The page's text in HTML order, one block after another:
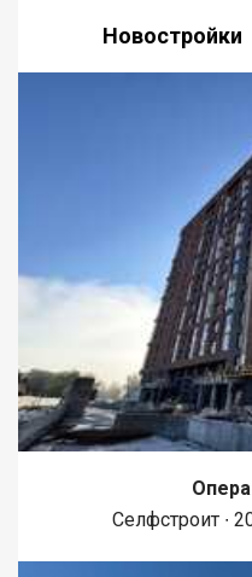
Новостройки
Селфстроит ∙